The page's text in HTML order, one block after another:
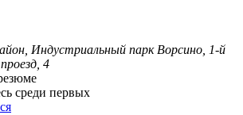
Индустриальный парк Ворсино, 1-й
4
среди первых